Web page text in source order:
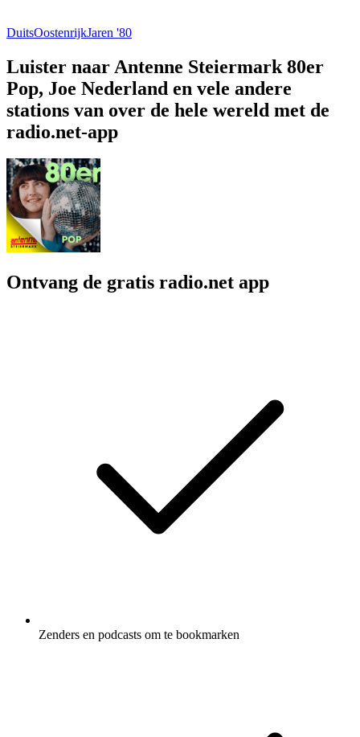
DuitsOostenrijkJaren '80
Luister naar Antenne Steiermark 80er
Pop, Joe Nederland en vele andere
stations van over de hele wereld met de
radio.net-app
Ontvang de gratis radio.net app
Zenders en podcasts om te bookmarken